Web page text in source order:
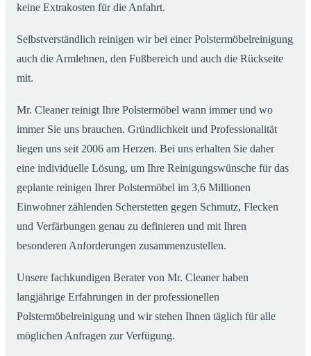
keine Extrakosten für die Anfahrt.
Selbstverständlich reinigen wir bei einer Polstermöbelreinigung
auch die Armlehnen, den Fußbereich und auch die Rückseite
mit.
Mr. Cleaner reinigt Ihre Polstermöbel wann immer und wo
immer Sie uns brauchen. Gründlichkeit und Professionalität
liegen uns seit 2006 am Herzen. Bei uns erhalten Sie daher
eine individuelle Lösung, um Ihre Reinigungswünsche für das
geplante reinigen Ihrer Polstermöbel im 3,6 Millionen
Einwohner zählenden Scherstetten gegen Schmutz, Flecken
und Verfärbungen genau zu definieren und mit Ihren
besonderen Anforderungen zusammenzustellen.
Unsere fachkundigen Berater von Mr. Cleaner haben
langjährige Erfahrungen in der professionellen
Polstermöbelreinigung und wir stehen Ihnen täglich für alle
möglichen Anfragen zur Verfügung.